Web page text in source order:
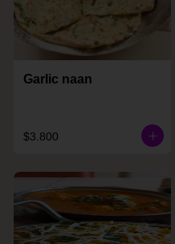
Garlic naan
$3.800